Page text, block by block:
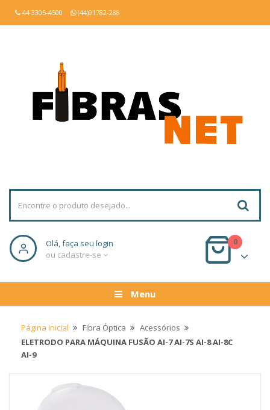
44 3305-4500 (44)91782-288
Olá, faça seu login
ou cadastre-se
0
Menu
Página Inicial Fibra Óptica
Acessórios
ELETRODO PARA MÁQUINA FUSÃO AI-7 AI-7S AI-8 AI-8C
AI-9